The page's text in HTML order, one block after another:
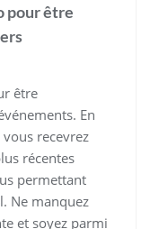
pour être
être
En
recevrez
récentes
permettant
Ne manquez
et soyez parmi